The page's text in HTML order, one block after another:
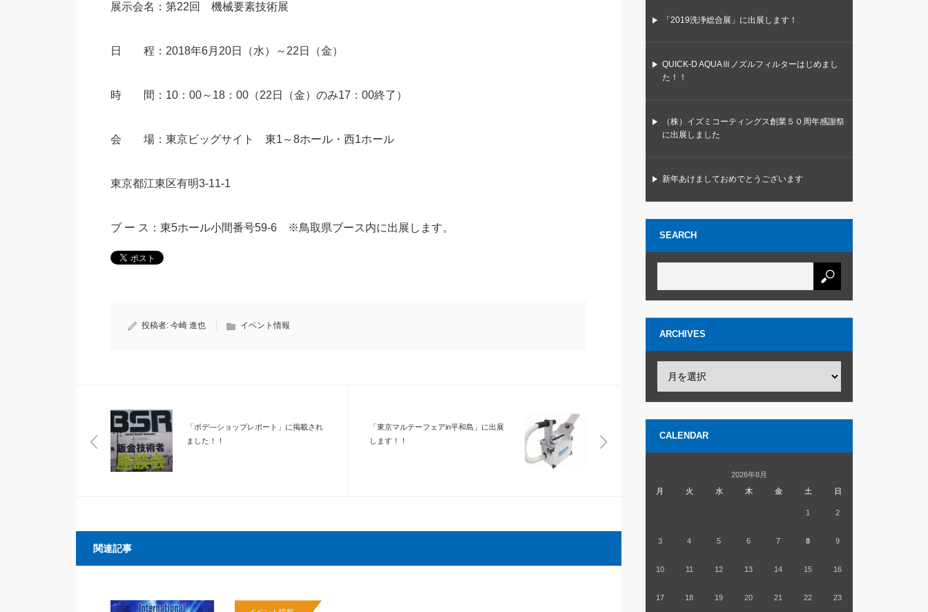
展示会名：第22回 機械要素技術展
日 程：2018年6月20日（水）～22日（金）
時 間：10：00～18：00（22日（金）のみ17：00終了）
会 場：東京ビッグサイト 東1～8ホール・西1ホール
東京都江東区有明3-11-1
ブ ー ス：東5ホール小間番号59-6 ※鳥取県ブース内に出展します。
投稿者: 今崎 進也 イベント情報
「ボデ―ショップレポート」に掲載され
ました！！
「東京マルテーフェアin平和島」に出展
します！！
関連記事
「2019洗浄総合展」に出展します！
QUICK-D AQUAⅢノズルフィルターはじめまし
た！！
（株）イズミコーティングス創業５０周年感謝祭
に出展しました
新年あけましておめでとうございます
SEARCH
ARCHIVES
CALENDAR
2026年8月
月
火 水 木 金 土 日
1 2
3 4 5 6 7 8 9
10 11 12 13 14 15 16
17 18 19 20 21 22 23